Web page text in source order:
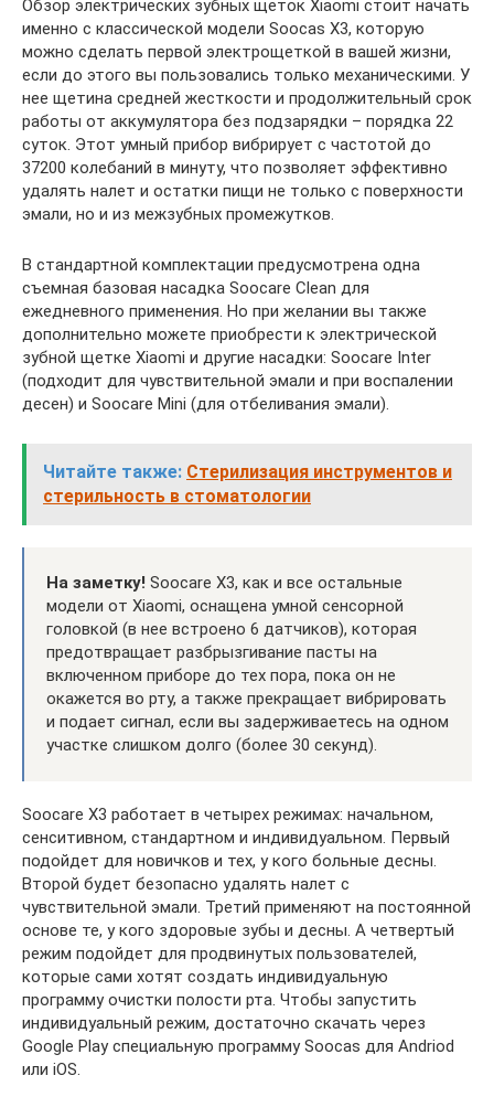
Обзор электрических зубных щеток Хiaomi стоит начать
именно с классической модели Soocas X3, которую
можно сделать первой электрощеткой в вашей жизни,
если до этого вы пользовались только механическими. У
нее щетина средней жесткости и продолжительный срок
работы от аккумулятора без подзарядки – порядка 22
суток. Этот умный прибор вибрирует с частотой до
37200 колебаний в минуту, что позволяет эффективно
удалять налет и остатки пищи не только с поверхности
эмали, но и из межзубных промежутков.
В стандартной комплектации предусмотрена одна
съемная базовая насадка Soocare Clean для
ежедневного применения. Но при желании вы также
дополнительно можете приобрести к электрической
зубной щетке Хiaomi и другие насадки: Soocare Inter
(подходит для чувствительной эмали и при воспалении
десен) и Soocare Mini (для отбеливания эмали).
Читайте также: Стерилизация инструментов и
стерильность в стоматологии
На заметку! Soocare X3, как и все остальные
модели от Xiaomi, оснащена умной сенсорной
головкой (в нее встроено 6 датчиков), которая
предотвращает разбрызгивание пасты на
включенном приборе до тех пора, пока он не
окажется во рту, а также прекращает вибрировать
и подает сигнал, если вы задерживаетесь на одном
участке слишком долго (более 30 секунд).
Soocare X3 работает в четырех режимах: начальном,
сенситивном, стандартном и индивидуальном. Первый
подойдет для новичков и тех, у кого больные десны.
Второй будет безопасно удалять налет с
чувствительной эмали. Третий применяют на постоянной
основе те, у кого здоровые зубы и десны. А четвертый
режим подойдет для продвинутых пользователей,
которые сами хотят создать индивидуальную
программу очистки полости рта. Чтобы запустить
индивидуальный режим, достаточно скачать через
Google Play специальную программу Soocas для Andriod
или iOS.